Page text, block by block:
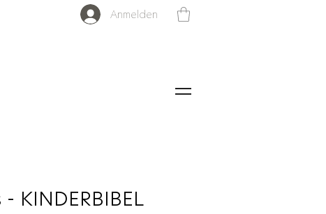
Anmelden
KINDERBIBEL